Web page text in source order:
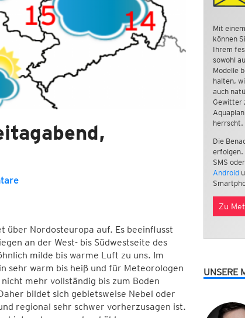
über Nordosteuropa auf. Es beeinflusst
an der West- bis Südwestseite des
milde bis warme Luft zu uns. Im
sehr warm bis heiß und für Meteorologen
mehr vollständig bis zum Boden
bildet sich gebietsweise Nebel oder
regional sehr schwer vorherzusagen ist.
Mit
können
Ihrem
sowohl
Modelle
halten,
auch
Gewitter
herrscht.
Die
erfolgen.
SMS
Android
Zu
UNSERE